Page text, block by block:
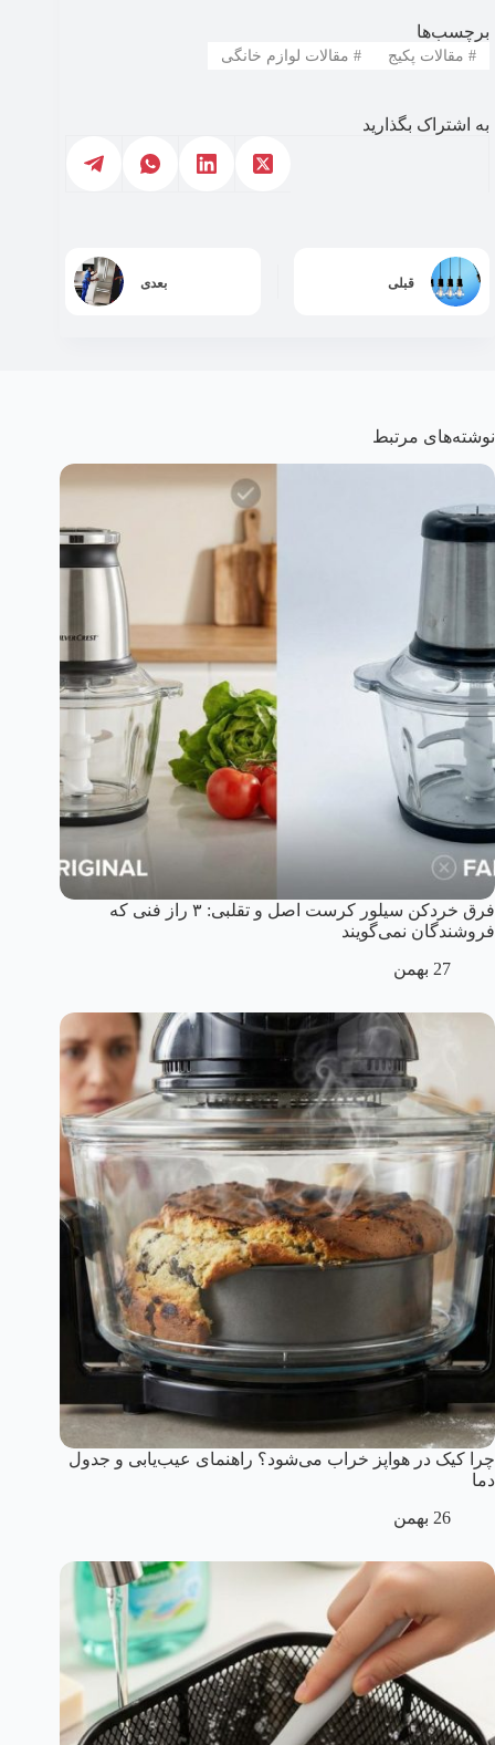
برچسب‌ها
#مقالات پکیج #مقالات لوازم خانگی
به اشتراک بگذارید
قبلی بعدی
نوشته‌های مرتبط
فرق خردکن سیلور کرست اصل و تقلبی: ۳ راز فنی که
فروشندگان نمی‌گویند
27 بهمن
چرا کیک در هواپز خراب می‌شود؟ راهنمای عیب‌یابی و جدول
دما
26 بهمن